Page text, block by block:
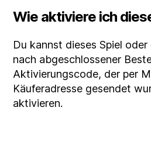
Wie aktiviere ich
Du kannst dieses Spiel
nach abgeschlossener
Aktivierungscode, der per
Käuferadresse gesendet
aktivieren.